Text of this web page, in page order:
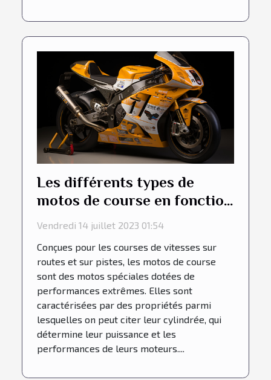
Les différents types de
motos de course en fonction
de leur cylindrée
Vendredi 14 juillet 2023 01:54
Conçues pour les courses de vitesses sur
routes et sur pistes, les motos de course
sont des motos spéciales dotées de
performances extrêmes. Elles sont
caractérisées par des propriétés parmi
lesquelles on peut citer leur cylindrée, qui
détermine leur puissance et les
performances de leurs moteurs....